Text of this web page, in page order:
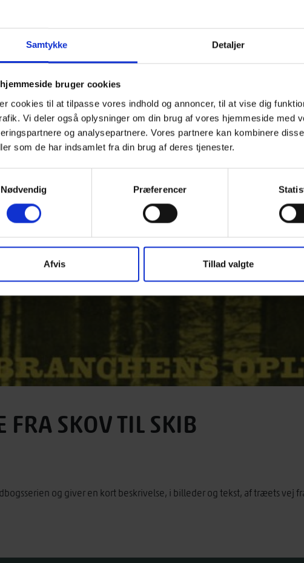
Samtykke Detaljer
hjemmeside bruger cookies
cookies til at tilpasse vores indhold og annoncer, til at vise dig
Vi deler også oplysninger om din brug af vores hjemmeside med
og analysepartnere. Vores partnere kan kombinere
som de har indsamlet fra din brug af deres tjenester.
Nødvendig
Præferencer
Afvis Tillad valgte
SKOV TIL SKIB
og giver en kort beskrivelse, i billeder og tekst, af træets vej